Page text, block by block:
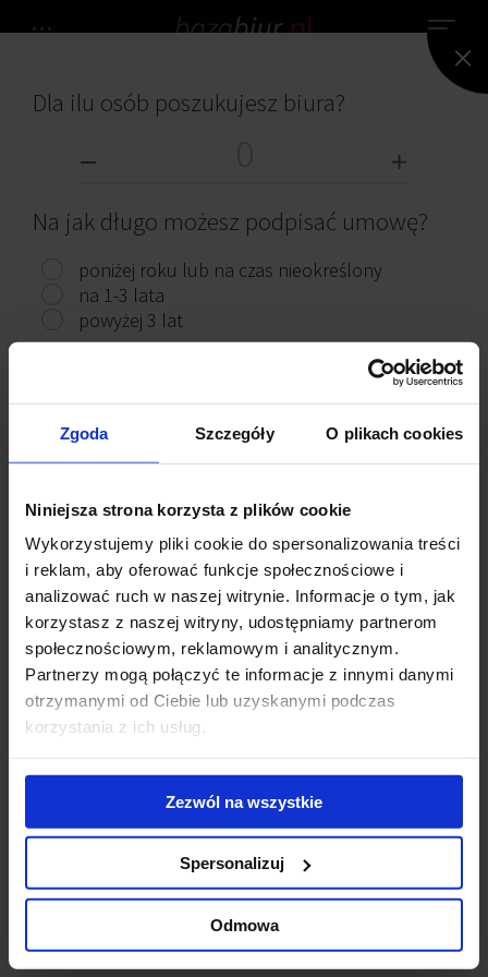
Zgoda Szczegóły O plikach cookies
Niniejsza strona korzysta z plików cookie
Wykorzystujemy pliki cookie do spersonalizowania treści
i reklam, aby oferować funkcje społecznościowe i
analizować ruch w naszej witrynie. Informacje o tym, jak
korzystasz z naszej witryny, udostępniamy partnerom
społecznościowym, reklamowym i analitycznym.
Partnerzy mogą połączyć te informacje z innymi danymi
otrzymanymi od Ciebie lub uzyskanymi podczas
korzystania z ich usług.
Zezwól na wszystkie
Spersonalizuj
Odmowa
NIE ZNALEZIONO ŻADNEGO BIURA.
Przeczytaj ciekawe artykuły
Gigantyczny
kompleks
biurowo-
hotelowy na
finiszu budowy
Modernizacja
kompleksu Diuna
- nowe centrum
konferencyjne
otwarte
Skontaktuj się z nami
Jones Lang LaSalle Sp. z o.o.
Dla ilu osób poszukujesz biura?
Na jak długo możesz podpisać umowę?
poniżej roku lub na czas nieokreślony
na 1-3 lata
powyżej 3 lat